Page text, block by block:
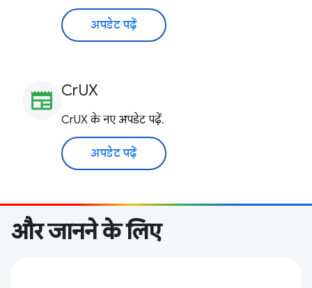
अपडेट पढ़ें
newspaper CrUX
CrUX के नए अपडेट पढ़ें.
अपडेट पढ़ें
और जानने के लिए